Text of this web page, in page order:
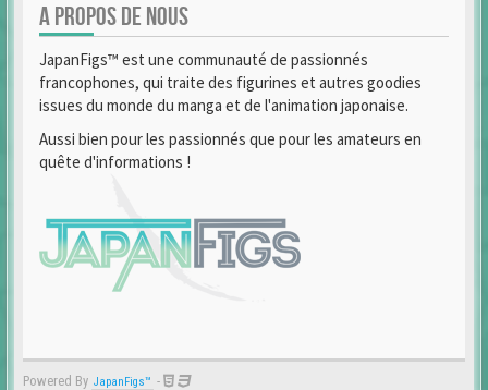
A PROPOS DE NOUS
JapanFigs™ est une communauté de passionnés
francophones, qui traite des figurines et autres goodies
issues du monde du manga et de l'animation japonaise.
Aussi bien pour les passionnés que pour les amateurs en
quête d'informations !
Powered By JapanFigs™ -